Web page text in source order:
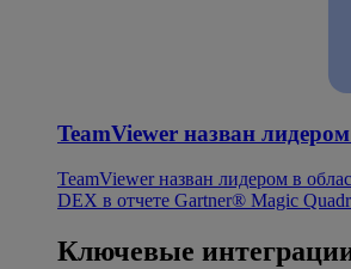
TeamViewer назван
TeamViewer назван лидером в
DEX в отчете Gartner® Magic
Ключевые